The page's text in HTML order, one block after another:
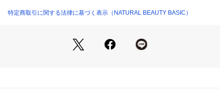
程よく肉感のある合繊素材を使用。フォルム感のあるシルエッ
仕様・ブラウスは後ろファスナー、パンツは左ファスナー
0176140110 （ショップ）
特定商取引に関する法律に基づく表示（NATURAL BEAUTY BASIC）